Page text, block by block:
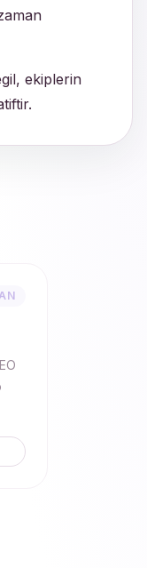
ekiplerin